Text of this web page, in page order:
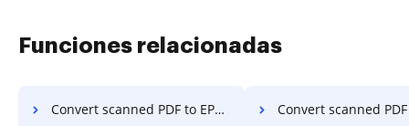
Funciones relacionadas
Convert scanned PDF to EPUB on Xiaomi Convert scanned PDF to EPUB